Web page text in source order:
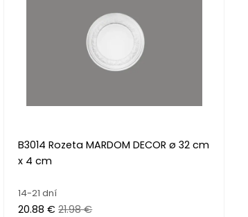
B3014 Rozeta MARDOM DECOR ø 32 cm
x 4 cm
14-21 dní
20.88 € 21.98 €